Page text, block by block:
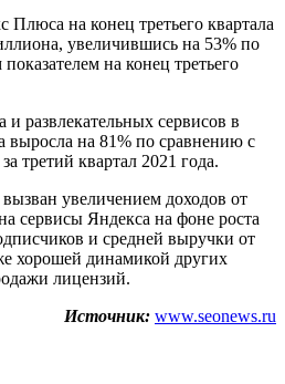
на конец третьего квартала
увеличившись на 53% по
на конец третьего
развлекательных сервисов в
выросла на 81% по сравнению с
третий квартал 2021 года.
увеличением доходов от
сервисы Яндекса на фоне роста
и средней выручки от
хорошей динамикой других
лицензий.
Источник: www.seonews.ru